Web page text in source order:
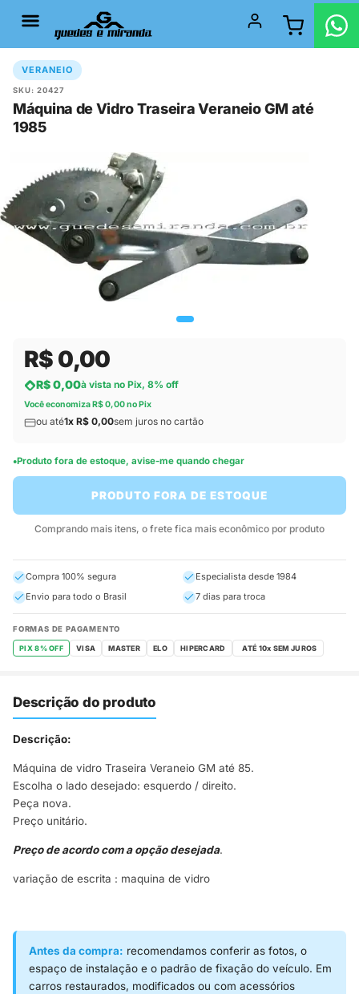
VERANEIO
SKU: 20427
Máquina de Vidro Traseira Veraneio GM até
1985
R$ 0,00
R$ 0,00à vista no Pix, 8% off
Você economiza R$ 0,00 no Pix
ou até1x R$ 0,00sem juros no cartão
Produto fora de estoque, avise-me quando chegar
PRODUTO FORA DE ESTOQUE
Comprando mais itens, o frete fica mais econômico por produto
Compra 100% segura
Especialista desde 1984
Envio para todo o Brasil
7 dias para troca
FORMAS DE PAGAMENTO
PIX 8% OFF VISA MASTER ELO HIPERCARD
Descrição do produto
Descrição:
Máquina de vidro Traseira Veraneio GM até 85.
Escolha o lado desejado: esquerdo / direito.
Peça nova.
Preço unitário.
Preço de acordo com a opção desejada.
variação de escrita : maquina de vidro
Antes da compra: recomendamos conferir as fotos, o
espaço de instalação e o padrão de fixação do veículo. Em
carros restaurados, modificados ou com acessórios